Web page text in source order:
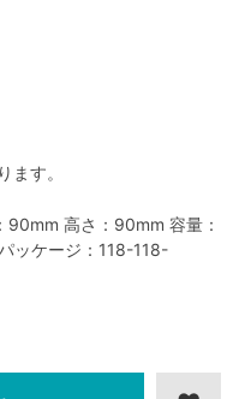
ます。
90mm 高さ：90mm 容量：
ッケージ：118-118-